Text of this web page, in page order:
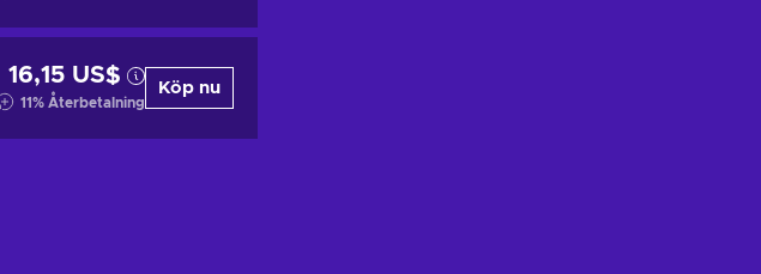
16,15 US$
11% Återbetalning
Köp nu